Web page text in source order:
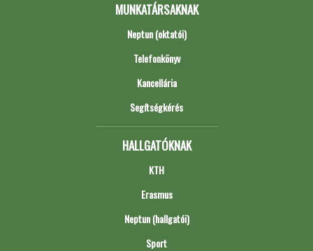
MUNKATÁRSAKNAK
Neptun (oktatói)
Telefonkönyv
Kancellária
Segítségkérés
HALLGATÓKNAK
KTH
Erasmus
Neptun (hallgatói)
Sport